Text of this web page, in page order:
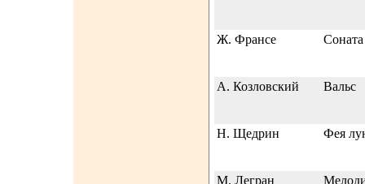
Ж. Франсе Соната
А. Козловский Вальс
Н. Щедрин Фея
М. Легран